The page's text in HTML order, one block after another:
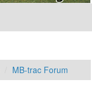
MB-trac Forum